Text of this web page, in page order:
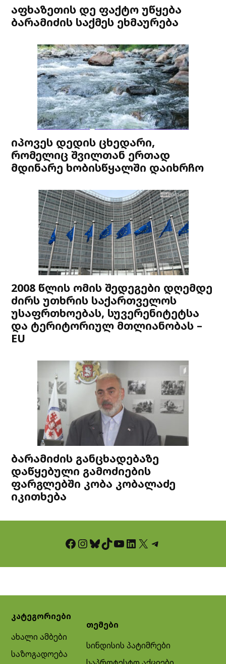
აფხაზეთის დე ფაქტო უწყება
ბარამიძის საქმეს ეხმაურება
იპოვეს დედის ცხედარი,
რომელიც შვილთან ერთად
მდინარე ხობისწყალში დაიხრჩო
2008 წლის ომის შედეგები დღემდე
ძირს უთხრის საქართველოს
უსაფრთხოებას, სუვერენიტეტსა
და ტერიტორიულ მთლიანობას –
EU
ბარამიძის განცხადებაზე
დაწყებული გამოძიების
ფარგლებში კობა კობალაძე
იკითხება
Facebook InstagramBluesky TikTok YouTube LinkedIn X Telegram
კატეგორიები
ახალი ამბები
საზოგადოება
თემები
სინდისის პატიმრები